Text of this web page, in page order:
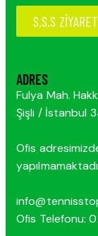
S.S.S
ADRES
Fulya Mah.
Şişli / İstanbul
Ofis
Ofis Telefonu: